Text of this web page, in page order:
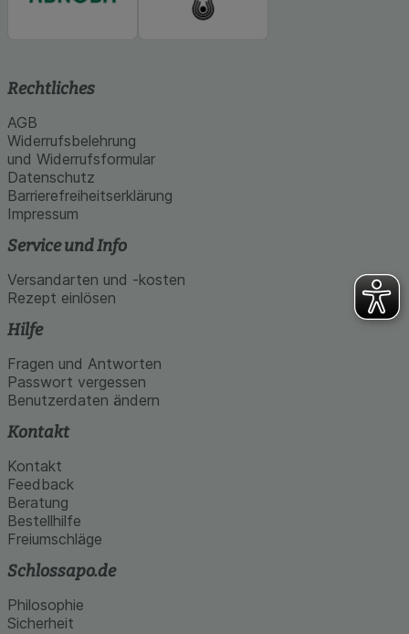
Rechtliches
AGB
Widerrufsbelehrung
und Widerrufsformular
Datenschutz
Barrierefreiheitserklärung
Impressum
Service und Info
Versandarten und -kosten
Rezept einlösen
Hilfe
Fragen und Antworten
Passwort vergessen
Benutzerdaten ändern
Kontakt
Kontakt
Feedback
Beratung
Bestellhilfe
Freiumschläge
Schlossapo.de
Philosophie
Sicherheit